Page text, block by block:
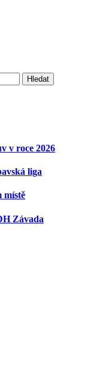
v roce 2026
liga
místě
Závada